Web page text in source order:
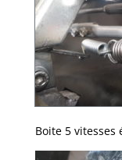
Boite 5 vitesses